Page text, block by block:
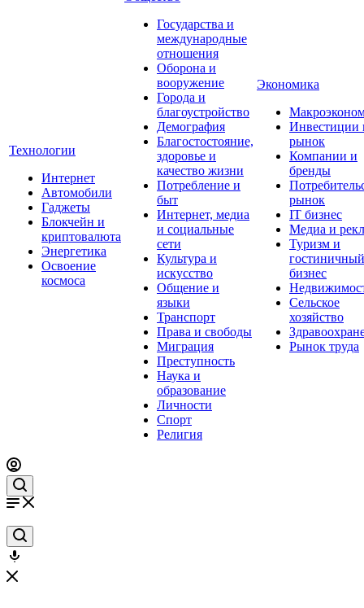
Технологии
Интернет
Автомобили
Гаджеты
Блокчейн и
криптовалюта
Энергетика
Освоение
космоса
Государства и
международные
отношения
Оборона и
вооружение
Города и
благоустройство
Демография
Благостостояние,
здоровье и
качество жизни
Потребление и
быт
Интернет, медиа
и социальные
сети
Культура и
искусство
Общение и
языки
Транспорт
Права и свободы
Миграция
Преступность
Наука и
образование
Личности
Спорт
Религия
Экономика
Инвестиции
рынок
Компании и
бренды
рынок
IT бизнес
Медиа и
Туризм и
гостиничный
бизнес
Сельское
хозяйство
Рынок труда